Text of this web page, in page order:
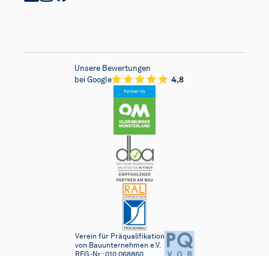
Verein für Präqualifikation
von Bauunternehmen e.V.
REG.-Nr.: 010.068860
Unsere Bewertungen
bei Google